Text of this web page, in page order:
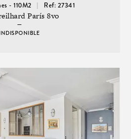
- 110M2 Ref: 27341
París 8vo
INDISPONIBLE